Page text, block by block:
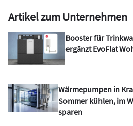
Artikel zum Unternehmen
Booster für
ergänzt EvoFlat
Wärmepumpen in
Sommer kühlen, im
sparen